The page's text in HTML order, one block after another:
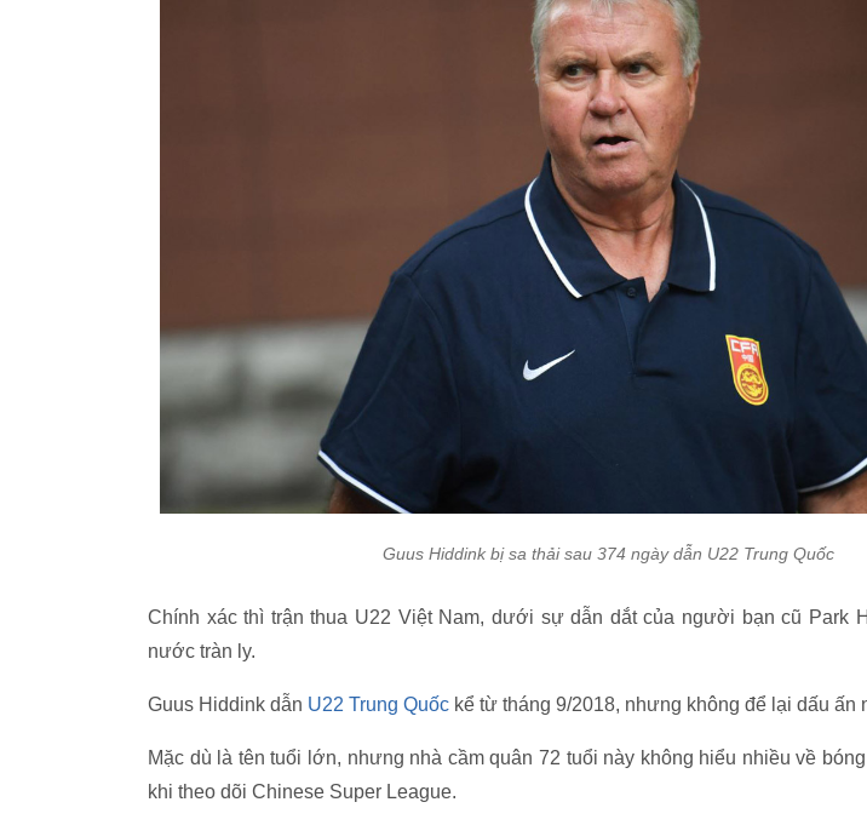
Guus Hiddink bị sa thải sau 374 ngày dẫn U22 Trung Quốc
Chính xác thì trận thua U22 Việt Nam, dưới sự dẫn dắt của người bạn cũ Park
nước tràn ly.
Guus Hiddink dẫn U22 Trung Quốc kể từ tháng 9/2018, nhưng không để lại dấu ấn
Mặc dù là tên tuổi lớn, nhưng nhà cầm quân 72 tuổi này không hiểu nhiều về
khi theo dõi Chinese Super League.